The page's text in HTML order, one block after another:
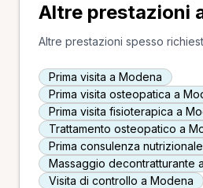
Altre prestazioni
Altre prestazioni spesso
Prima visita a Modena
Prima visita osteopatica a
Prima visita fisioterapica a
Trattamento osteopatico a
Prima consulenza
Massaggio decontratturante
Visita di controllo a Modena